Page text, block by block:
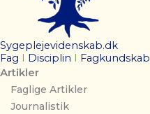
Sygeplejevidenskab.dk
Fag
Disciplin Fagkundskab
Artikler
Faglige Artikler
Journalistik